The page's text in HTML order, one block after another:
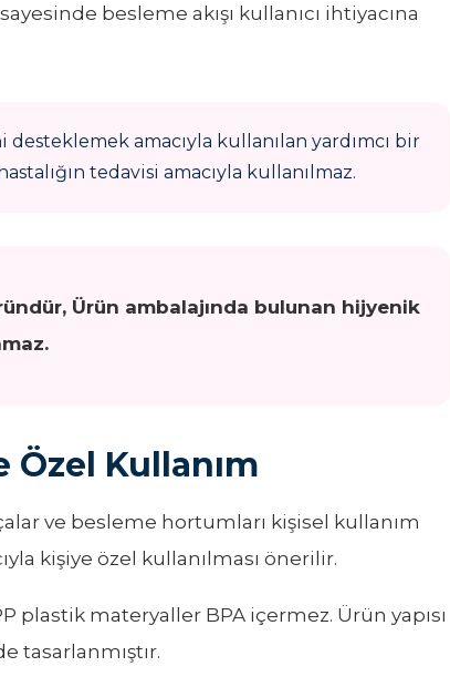
besleme akışı kullanıcı ihtiyacına
amacıyla kullanılan yardımcı bir
tedavisi amacıyla kullanılmaz.
Ürün ambalajında bulunan hijyenik
Kullanım
ve besleme hortumları kişisel kullanım
kişiye özel kullanılması önerilir.
plastik materyaller BPA içermez. Ürün yapısı
tasarlanmıştır.